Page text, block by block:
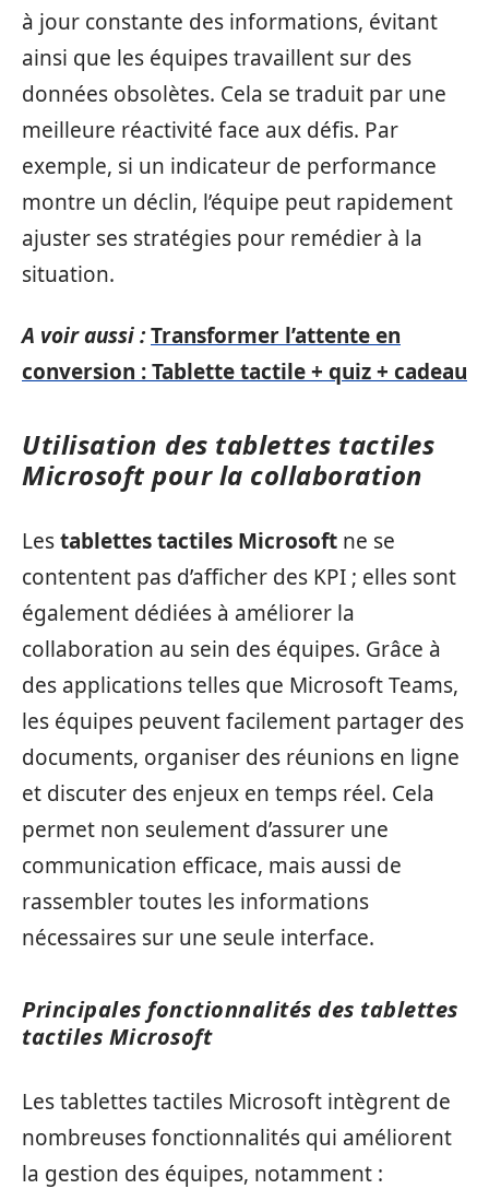
à jour constante des informations, évitant
ainsi que les équipes travaillent sur des
données obsolètes. Cela se traduit par une
meilleure réactivité face aux défis. Par
exemple, si un indicateur de performance
montre un déclin, l’équipe peut rapidement
ajuster ses stratégies pour remédier à la
situation.
A voir aussi :Transformer l’attente en
conversion : Tablette tactile + quiz + cadeau
Utilisation des tablettes tactiles
Microsoft pour la collaboration
Lestablettes tactiles Microsoft ne se
contentent pas d’afficher des KPI ; elles sont
également dédiées à améliorer la
collaboration au sein des équipes. Grâce à
des applications telles que Microsoft Teams,
les équipes peuvent facilement partager des
documents, organiser des réunions en ligne
et discuter des enjeux en temps réel. Cela
permet non seulement d’assurer une
communication efficace, mais aussi de
rassembler toutes les informations
nécessaires sur une seule interface.
Principales fonctionnalités des tablettes
tactiles Microsoft
Les tablettes tactiles Microsoft intègrent de
nombreuses fonctionnalités qui améliorent
la gestion des équipes, notamment :